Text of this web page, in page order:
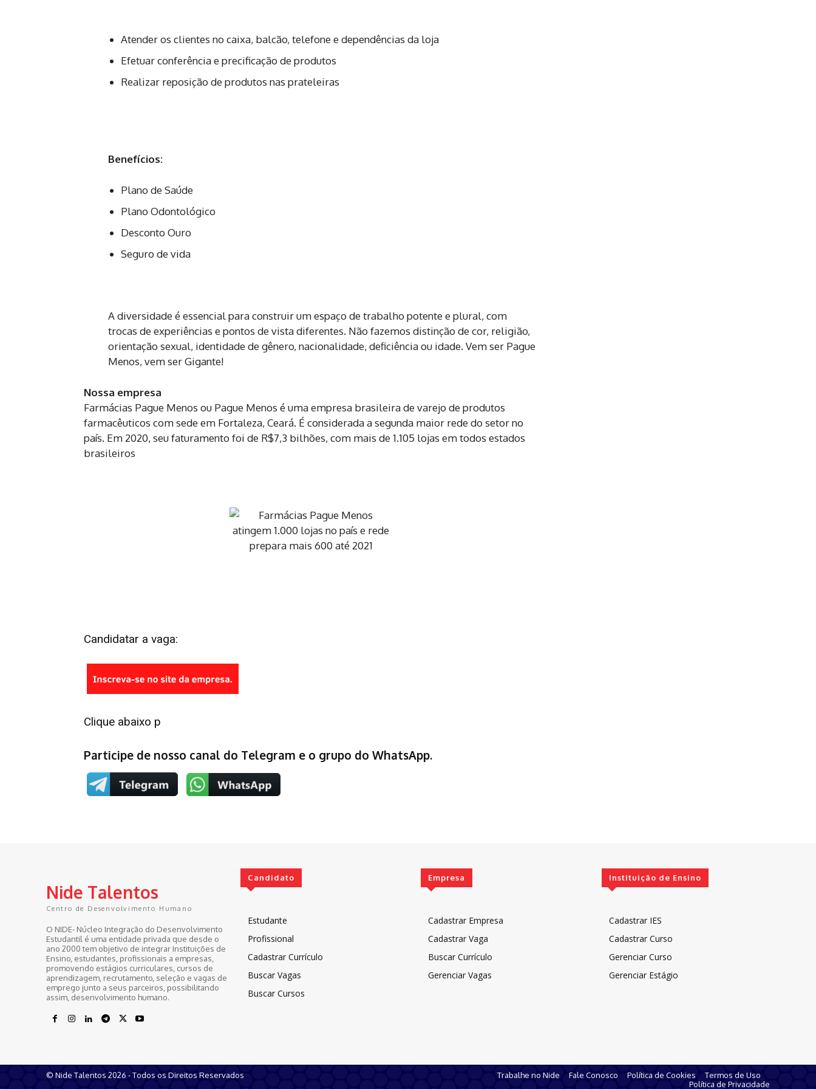
Atender os clientes no caixa, balcão, telefone e dependências da loja
Efetuar conferência e precificação de produtos
Realizar reposição de produtos nas prateleiras
Benefícios:
Plano de Saúde
Plano Odontológico
Desconto Ouro
Seguro de vida
A diversidade é essencial para construir um espaço de trabalho potente e plural, com
trocas de experiências e pontos de vista diferentes. Não fazemos distinção de cor, religião,
orientação sexual, identidade de gênero, nacionalidade, deficiência ou idade. Vem ser Pague
Menos, vem ser Gigante!
Nossa empresa
Farmácias Pague Menos ou Pague Menos é uma empresa brasileira de varejo de produtos
farmacêuticos com sede em Fortaleza, Ceará. É considerada a segunda maior rede do setor no
país. Em 2020, seu faturamento foi de R$7,3 bilhões, com mais de 1.105 lojas em todos estados
brasileiros
Candidatar a vaga:
Clique abaixo p
Participe de nosso canal do Telegram e o grupo do WhatsApp.
Nide Talentos
Centro de Desenvolvimento Humano
O NIDE- Núcleo Integração do Desenvolvimento
Estudantil é uma entidade privada que desde o
ano 2000 tem objetivo de integrar Instituições de
Ensino, estudantes, profissionais a empresas,
promovendo estágios curriculares, cursos de
aprendizagem, recrutamento, seleção e vagas de
emprego junto a seus parceiros, possibilitando
assim, desenvolvimento humano.
Candidato
Estudante
Profissional
Cadastrar Currículo
Buscar Vagas
Buscar Cursos
Empresa
Cadastrar Empresa
Cadastrar Vaga
Buscar Currículo
Gerenciar Vagas
Instituição de Ensino
Cadastrar IES
Cadastrar Curso
Gerenciar Curso
Gerenciar Estágio
© Nide Talentos 2026 - Todos os Direitos Reservados Trabalhe no Nide Fale Conosco Política de Cookies
Termos de Uso
Política de Privacidade